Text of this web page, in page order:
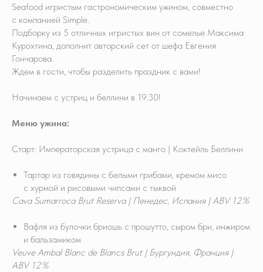
Seafood игристым гастрономическим ужином, совместно
с компанией Simple.
Подборку из 5 отличных игристых вин от сомелье Максима
Курохтина, дополнит авторский сет от шефа Евгения
Гончарова.
Ждем в гости, чтобы разделить праздник с вами!
Начинаем с устриц и беллини в 19.30!
Меню ужина:
Старт: Императорская устрица с манго | Коктейль Беллини
Тартар из говядины с белыми грибами, кремом мисо
с хурмой и рисовыми чипсами с тыквой
Cava Sumarroca Brut Reserva | Пенедес, Испания | ABV 12%
Вафля из булочки бриошь с прошутто, сыром бри, инжиром
и бальзамиком
Veuve Ambal Blanc de Blancs Brut | Бургундия, Франция |
ABV 12%